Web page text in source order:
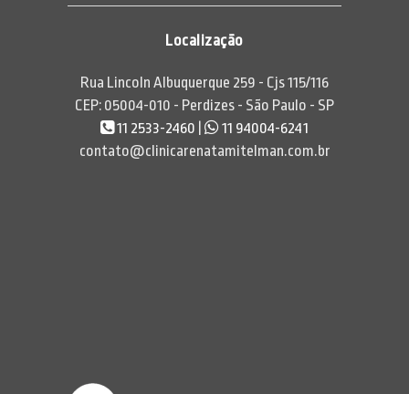
Localização
Rua Lincoln Albuquerque 259 - Cjs 115/116
CEP: 05004-010 - Perdizes - São Paulo - SP
11 2533-2460
11 94004-6241
contato@clinicarenatamitelman.com.br